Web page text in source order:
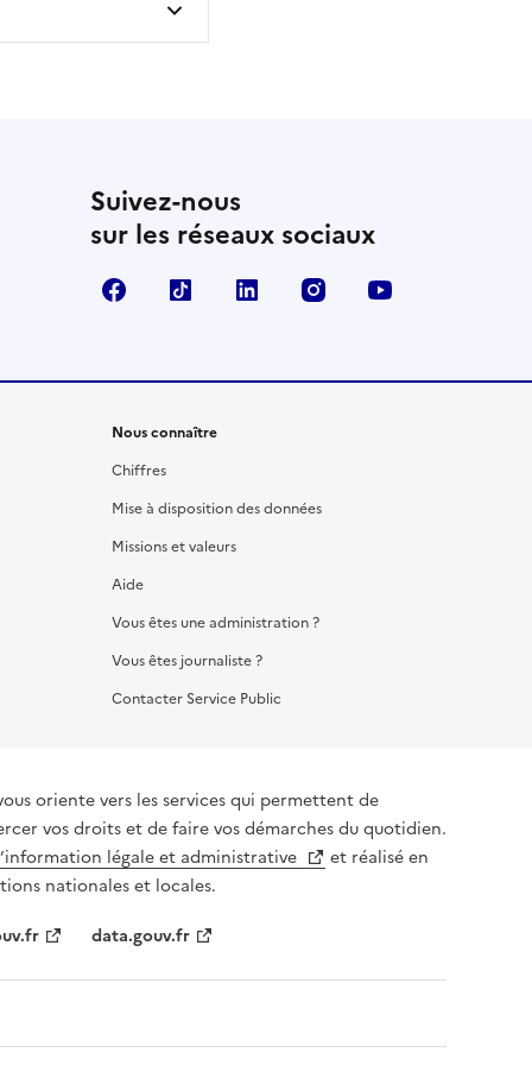
Suivez-nous
sur les réseaux sociaux
FacebookTikTok LinkedIn Instagram
Nous connaître
Chiffres
Mise à disposition des données
Missions et valeurs
Aide
Vous êtes une administration ?
Vous êtes journaliste ?
Contacter Service Public
oriente vers les services qui permettent de
vos droits et de faire vos démarches du quotidien.
légale et administrative
et réalisé en
nationales et locales.
data.gouv.fr